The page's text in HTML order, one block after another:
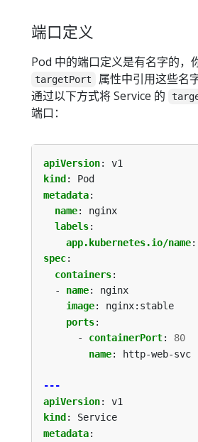
端口定义
Pod 中的端口定义是有名字的，
targetPort
属性中引用这些名
通过以下方式将 Service 的
端口：
apiVersion:
v1
kind :
Pod
metadata:
name:
nginx
labels:
app.kubernetes.io/name:
spec:
containers:
- name:
nginx
image:
nginx:stable
ports:
- containerPort:
80
name: http-web-svc
---
apiVersion:
v1
kind :
Service
metadata: